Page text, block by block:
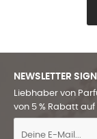
NEWSLETTER
Liebhaber von
von 5 % Rabatt